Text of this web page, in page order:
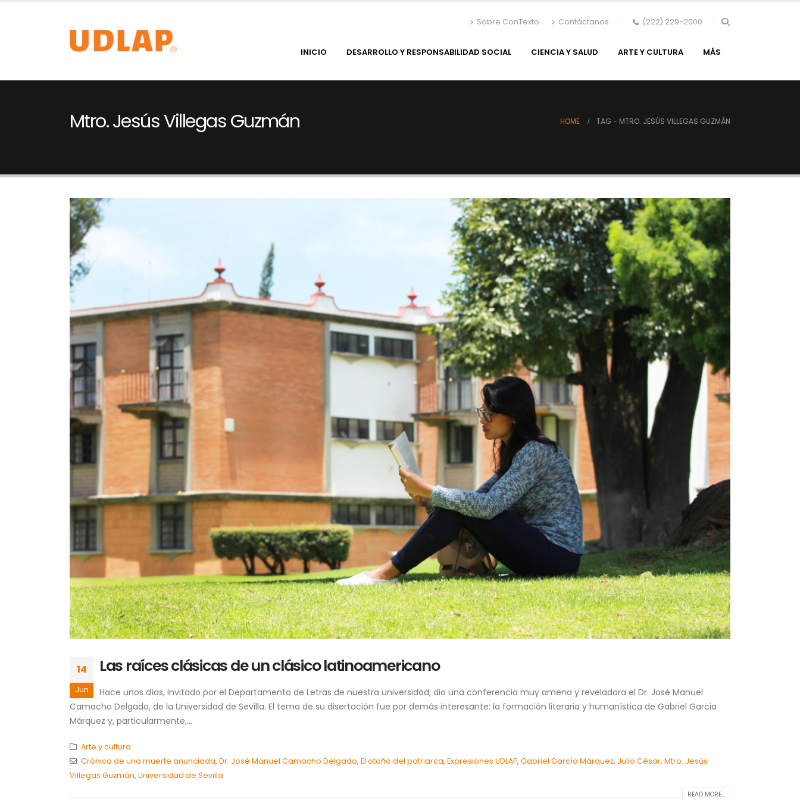
Sobre ConTexto Contáctanos (222) 229-2000
INICIO DESARROLLO Y RESPONSABILIDAD SOCIAL CIENCIA Y SALUD ARTE Y CULTURA MÁS
Mtro. Jesús Villegas Guzmán HOME TAG - MTRO. JESÚS VILLEGAS GUZMÁN
14
Jun
Las raíces clásicas de un clásico latinoamericano
Hace unos días, invitado por el Departamento de Letras de nuestra universidad, dio una conferencia muy amena y reveladora el Dr. José Manuel
Camacho Delgado, de la Universidad de Sevilla. El tema de su disertación fue por demás interesante: la formación literaria y humanística de Gabriel Garcia
Márquez y, particularmente,...
Arte y cultura
Crónica de una muerte anunciada, Dr. José Manuel Camacho Delgado, El otoño del patriarca, Expresiones UDLAP, Gabriel García Márquez, Julio César, Mtro. Jesús
Villegas Guzmán, Universidad de Sevilla
READ MORE...